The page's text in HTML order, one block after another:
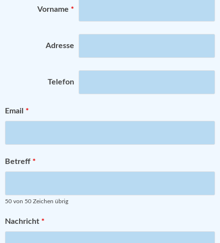
Vorname *
Adresse
Telefon
Email *
Betreff *
50 von 50 Zeichen übrig
Nachricht *